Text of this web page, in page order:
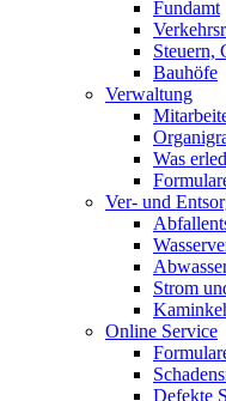
Fundamt
Steuern,
Bauhöfe
Verwaltung
Was
Ver- und
Strom
Online Service
Defekte